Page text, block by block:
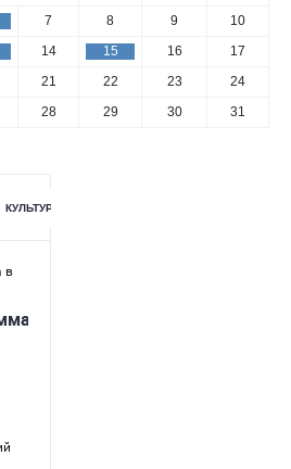
7 8 9
10
14 15 16
17
21 22 23
24
28 29 30 31